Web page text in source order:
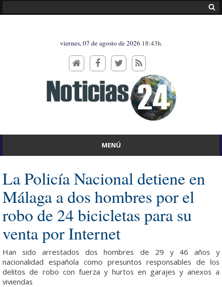
viernes, 07 de agosto de 2026 18:43h.
MENÚ
La Policía Nacional detiene en
Málaga a dos hombres por el
robo de 24 bicicletas para su
venta por Internet
Han sido arrestados dos hombres de 29 y 46 años y
nacionalidad española como presuntos responsables de los
delitos de robo con fuerza y hurtos en garajes y anexos a
viviendas